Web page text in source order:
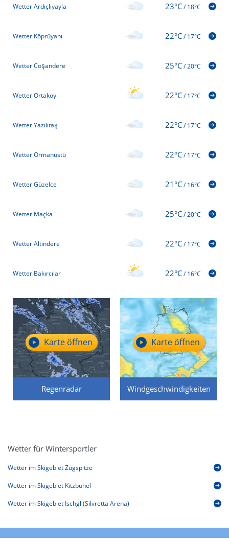
Wetter Ardıçlıyayla 23°C/18°C
Wetter Köprüyanı 22°C/17°C
Wetter Coşandere 25°C/20°C
Wetter Ortaköy 22°C/17°C
Wetter Yazılıtaş 22°C/17°C
Wetter Ormanüstü 22°C/17°C
Wetter Güzelce 21°C/16°C
Wetter Maçka 25°C/20°C
Wetter Altındere 22°C/17°C
Wetter Bakırcılar 22°C/16°C
Regenradar
Karte öffnen
Windgeschwindigkeiten
Karte öffnen
Wetter für Wintersportler
Wetter im Skigebiet Zugspitze
Wetter im Skigebiet Kitzbühel
Wetter im Skigebiet Ischgl (Silvretta Arena)